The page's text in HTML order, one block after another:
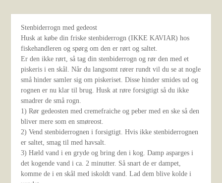
Stenbiderrogn med gedeost
Husk at købe din friske stenbiderrogn (IKKE KAVIAR) hos
fiskehandleren og spørg om den er rørt og saltet.
Er den ikke rørt, så tag din stenbiderrogn og rør den med et
piskeris i en skål. Når du langsomt rører rundt vil du se at nogle
små hinder samler sig om piskeriset. Disse hinder smides ud og
rognen er nu klar til brug. Husk at røre forsigtigt så du ikke
smadrer de små rogn.
1) Rør gedeosten med cremefraiche og peber med en ske så den
bliver mere som en smøreost.
2) Vend stenbiderrognen i forsigtigt. Hvis ikke stenbiderrognen
er saltet, smag til med havsalt.
3) Hæld vand i en gryde og bring den i kog. Damp asparges i
det kogende vand i ca. 2 minutter. Så snart de er dampet,
komme de i en skål med iskoldt vand. Lad dem blive kolde i